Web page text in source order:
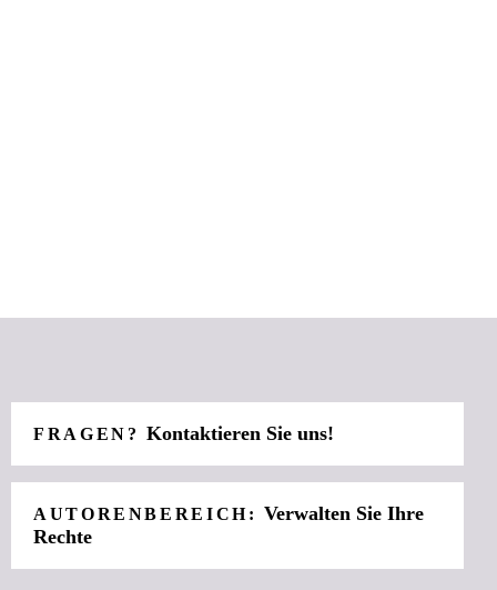
FRAGEN?Kontaktieren Sie uns!
AUTORENBEREICH:Verwalten Sie Ihre
Rechte